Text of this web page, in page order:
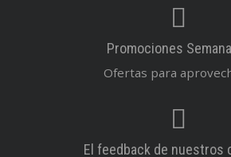
Promociones
Ofertas para
El feedback de nuestros